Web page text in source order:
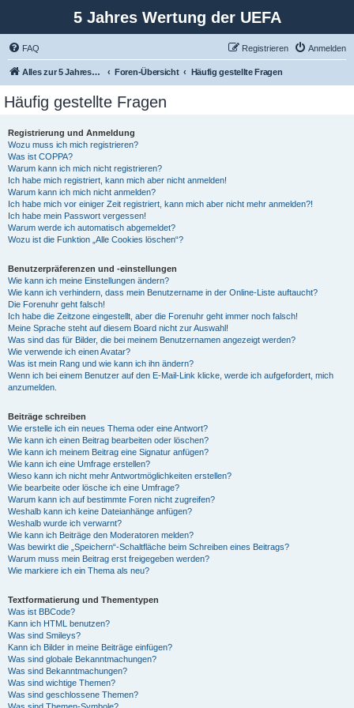
5 Jahres Wertung der UEFA
FAQ Anmelden
Registrieren
Alles zur 5 Jahreswertung / Tabelle der UEFA mit vielen Statistiken. Foren-Übersicht Häufig gestellte Fragen
Häufig gestellte Fragen
Registrierung und Anmeldung
Wozu muss ich mich registrieren?
Was ist COPPA?
Warum kann ich mich nicht registrieren?
Ich habe mich registriert, kann mich aber nicht anmelden!
Warum kann ich mich nicht anmelden?
Ich habe mich vor einiger Zeit registriert, kann mich aber nicht mehr anmelden?!
Ich habe mein Passwort vergessen!
Warum werde ich automatisch abgemeldet?
Wozu ist die Funktion „Alle Cookies löschen“?
Benutzerpräferenzen und -einstellungen
Wie kann ich meine Einstellungen ändern?
Wie kann ich verhindern, dass mein Benutzername in der Online-Liste auftaucht?
Die Forenuhr geht falsch!
Ich habe die Zeitzone eingestellt, aber die Forenuhr geht immer noch falsch!
Meine Sprache steht auf diesem Board nicht zur Auswahl!
Was sind das für Bilder, die bei meinem Benutzernamen angezeigt werden?
Wie verwende ich einen Avatar?
Was ist mein Rang und wie kann ich ihn ändern?
Wenn ich bei einem Benutzer auf den E-Mail-Link klicke, werde ich aufgefordert, mich
anzumelden.
Beiträge schreiben
Wie erstelle ich ein neues Thema oder eine Antwort?
Wie kann ich einen Beitrag bearbeiten oder löschen?
Wie kann ich meinem Beitrag eine Signatur anfügen?
Wie kann ich eine Umfrage erstellen?
Wieso kann ich nicht mehr Antwortmöglichkeiten erstellen?
Wie bearbeite oder lösche ich eine Umfrage?
Warum kann ich auf bestimmte Foren nicht zugreifen?
Weshalb kann ich keine Dateianhänge anfügen?
Weshalb wurde ich verwarnt?
Wie kann ich Beiträge den Moderatoren melden?
Was bewirkt die „Speichern“-Schaltfläche beim Schreiben eines Beitrags?
Warum muss mein Beitrag erst freigegeben werden?
Wie markiere ich ein Thema als neu?
Textformatierung und Thementypen
Was ist BBCode?
Kann ich HTML benutzen?
Was sind Smileys?
Kann ich Bilder in meine Beiträge einfügen?
Was sind globale Bekanntmachungen?
Was sind Bekanntmachungen?
Was sind wichtige Themen?
Was sind geschlossene Themen?